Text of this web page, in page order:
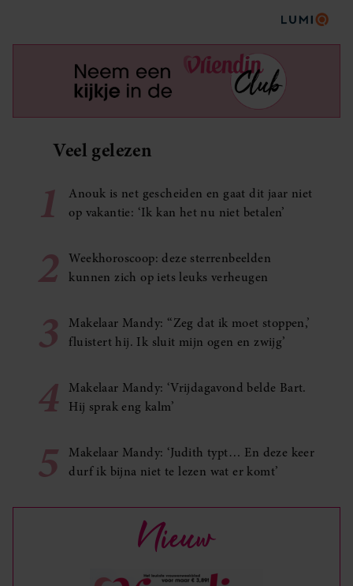
Veel gelezen
1
Anouk is net gescheiden en gaat dit jaar niet
op vakantie: ‘Ik kan het nu niet betalen’
2
Weekhoroscoop: deze sterrenbeelden
kunnen zich op iets leuks verheugen
3
Makelaar Mandy: ‘‘Zeg dat ik moet stoppen,’
fluistert hij. Ik sluit mijn ogen en zwijg’
4
Makelaar Mandy: ‘Vrijdagavond belde Bart.
Hij sprak eng kalm’
5
Makelaar Mandy: ‘Judith typt… En deze keer
durf ik bijna niet te lezen wat er komt’
Nieuw